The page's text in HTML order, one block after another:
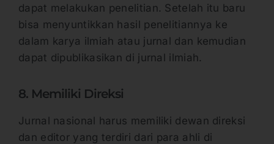
dapat melakukan penelitian. Setelah itu baru
bisa menyuntikkan hasil penelitiannya ke
dalam karya ilmiah atau jurnal dan kemudian
dapat dipublikasikan di jurnal ilmiah.
8. Memiliki Direksi
Jurnal nasional harus memiliki dewan direksi
dan editor yang terdiri dari para ahli di